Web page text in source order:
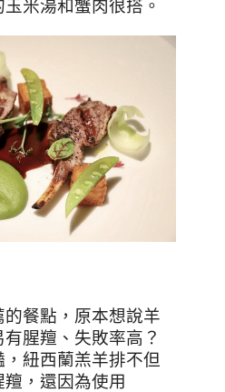
米湯和蟹肉很搭。
餐點，原本想說羊
腥羶、失敗率高？
紐西蘭羔羊排不但
，還因為使用